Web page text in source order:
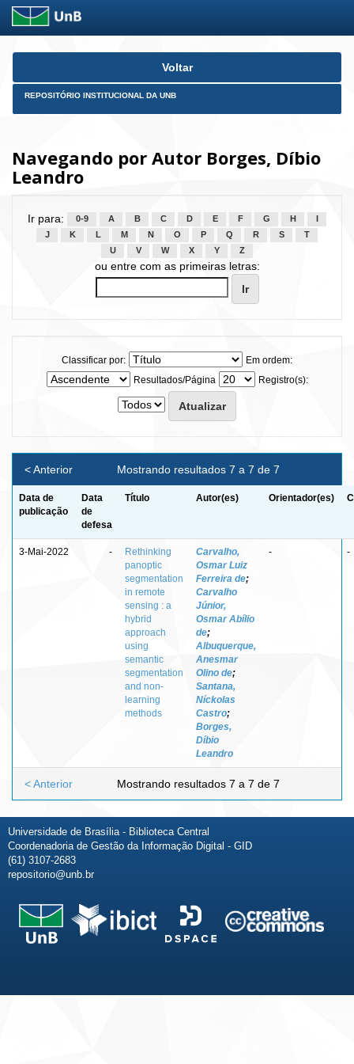
Skip
Voltar
REPOSITÓRIO INSTITUCIONAL DA UNB
Navegando por Autor Borges, Díbio
Leandro
Ir para: 0-9 A B C D E F G H
J
K L M N O P Q R S
T
U
V W X Y Z
ou entre com as primeiras letras:
Classificar por:
Em ordem:
Resultados/Página
Registro(s):
Mostrando resultados 7 a 7 de 7
< Anterior
Data de
publicação
Data
de
defesa
Título Autor(es) Orientador(es)
3-Mai-2022 -
Rethinking
panoptic
segmentation
in remote
sensing : a
hybrid
approach
using
semantic
segmentation
and non-
learning
methods
Carvalho,
Osmar Luiz
Ferreira de;
Carvalho
Júnior,
Osmar Abílio
de;
Albuquerque,
Anesmar
Olino de;
Santana,
Níckolas
Castro;
Borges,
Díbio
Leandro
- -
Mostrando resultados 7 a 7 de 7
< Anterior
Universidade de Brasília - Biblioteca Central
Coordenadoria de Gestão da Informação Digital - GID
(61) 3107-2683
repositorio@unb.br